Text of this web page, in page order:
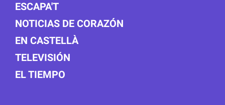
ESCAPA'T
NOTICIAS DE CORAZÓN
EN CASTELLÀ
TELEVISIÓN
EL TIEMPO